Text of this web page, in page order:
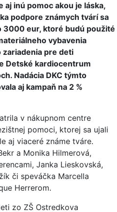
inú pomoc akou je láska,
podpore známych tvárí sa
3000 eur, ktoré budú použité
vybavenia
zariadenia pre deti
Detské kardiocentrum
Nadácia DKC týmto
aj kampaň na 2 %
v nákupnom centre
pomoci, ktorej sa ujali
aj viaceré známe tváre.
a Monika Hilmerová,
Janka Lieskovská,
či speváčka Marcella
Herrerom.
zo ZŠ Ostredkova